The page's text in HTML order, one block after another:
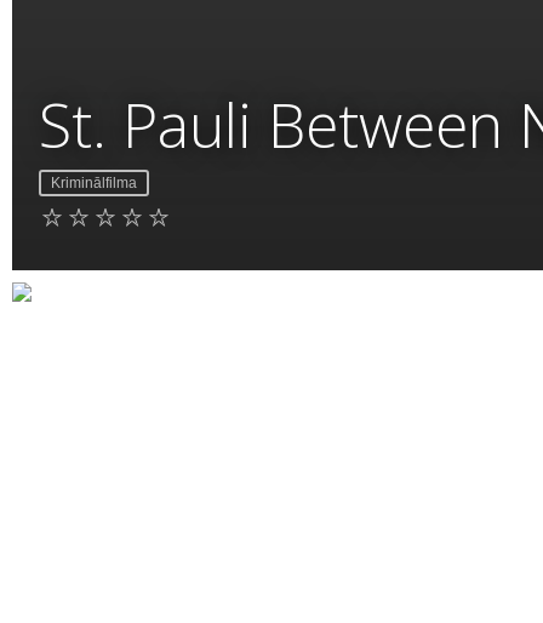
St. Pauli
Kriminālfilma